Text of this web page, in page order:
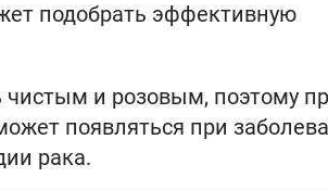
подобрать эффективную
и розовым, поэтому
появляться при
рака.